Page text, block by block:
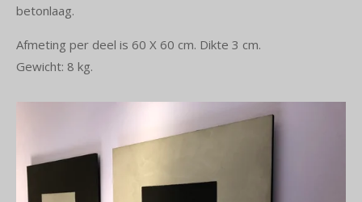
betonlaag.
Afmeting per deel is 60 X 60 cm. Dikte 3 cm.
Gewicht: 8 kg.